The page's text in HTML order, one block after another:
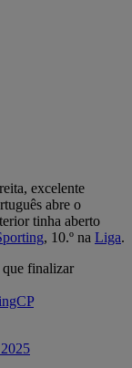
excelente
abre o
tinha aberto
, 10.º na Liga.
finalizar